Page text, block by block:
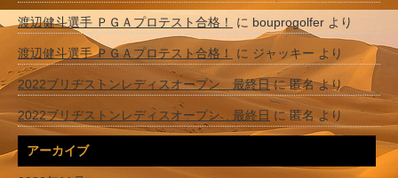
渡辺健斗選手 ＰＧＡプロテスト合格！ に bouprogolfer より
渡辺健斗選手 ＰＧＡプロテスト合格！ に ジャッキー より
2022ブリヂストンレディスオープン 最終日に匿名より
2022ブリヂストンレディスオープン 最終日 に匿名 より
アーカイブ